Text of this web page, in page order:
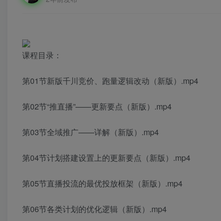
课程目录：
第01节新版千川竞价、跑量逻辑改动（新版）.mp4
第02节“推直播”——更新要点（新版）.mp4
第03节全域推广——详解（新版）.mp4
第04节计划搭建设置上的更新要点（新版）.mp4
第05节直播投流的最优投放框架（新版）.mp4
第06节各类计划的优化逻辑（新版）.mp4